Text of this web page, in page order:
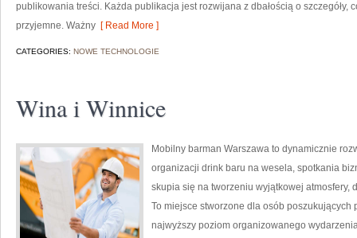
publikowania treści. Każda publikacja jest rozwijana z dbałością o szczegóły,
przyjemne. Ważny [ Read More ]
CATEGORIES: NOWE TECHNOLOGIE
Wina i Winnice
Mobilny barman Warszawa to dynamicznie
organizacji drink baru na wesela, spotkania
skupia się na tworzeniu wyjątkowej
To miejsce stworzone dla osób poszukujących
najwyższy poziom organizowanego